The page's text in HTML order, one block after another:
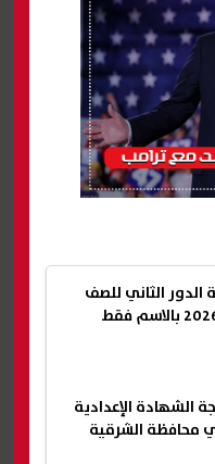
الدور الثاني للصف
الشهادة الإعدادية